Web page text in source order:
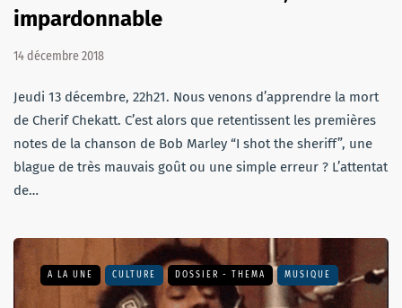
impardonnable
14 décembre 2018
Jeudi 13 décembre, 22h21. Nous venons d’apprendre la mort
de Cherif Chekatt. C’est alors que retentissent les premières
notes de la chanson de Bob Marley “I shot the sheriff”, une
blague de très mauvais goût ou une simple erreur ? L’attentat
de…
A LA UNE CULTURE DOSSIER - THEMA MUSIQUE